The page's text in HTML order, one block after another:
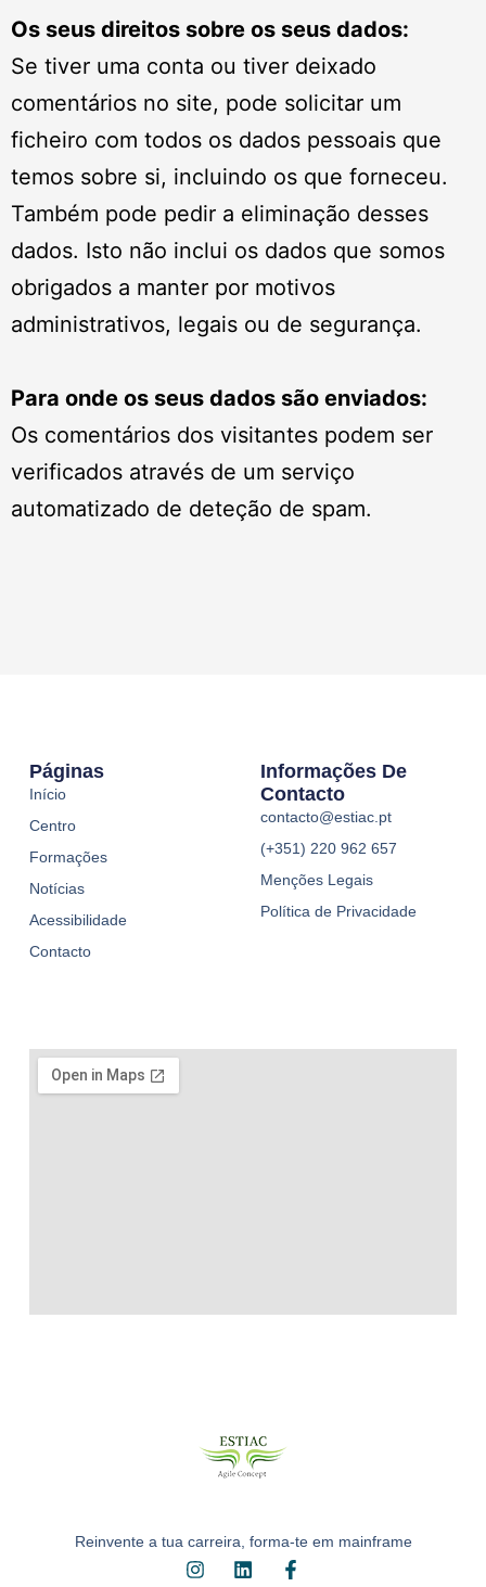
Os seus direitos sobre os seus dados:
Se tiver uma conta ou tiver deixado
comentários no site, pode solicitar um
ficheiro com todos os dados pessoais que
temos sobre si, incluindo os que forneceu.
Também pode pedir a eliminação desses
dados. Isto não inclui os dados que somos
obrigados a manter por motivos
administrativos, legais ou de segurança.
Para onde os seus dados são enviados:
Os comentários dos visitantes podem ser
verificados através de um serviço
automatizado de deteção de spam.
Reinvente a tua carreira, forma-te em mainframe
Páginas
Início
Centro
Formações
Notícias
Acessibilidade
Contacto
Informações De
Contacto
contacto@estiac.pt
(+351) 220 962 657
Menções Legais
Política de Privacidade